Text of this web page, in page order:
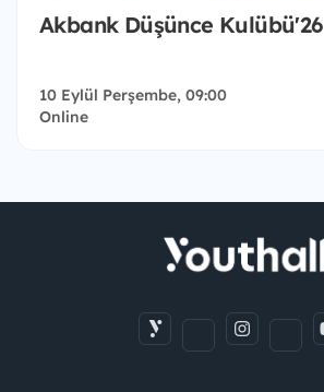
Akbank Düşünce Kulübü'26
10 Eylül Perşembe, 09:00
Online